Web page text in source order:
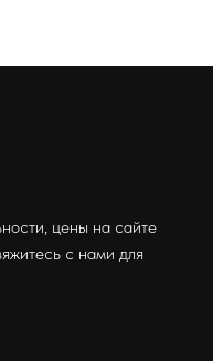
цены на сайте
с нами для